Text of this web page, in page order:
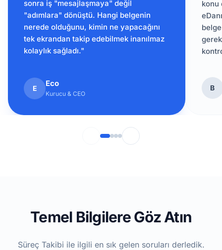
sonra iş "mesajlaşmaya" değil
"adımlara" dönüştü. Hangi belgenin
nerede olduğunu, kimin ne yapacağını
tek ekrandan takip edebilmek inanılmaz
kolaylık sağladı."
E
Eco
Kurucu & CEO
konu
B
Temel Bilgilere Göz Atın
Süreç Takibi ile ilgili en sık gelen soruları derledik.